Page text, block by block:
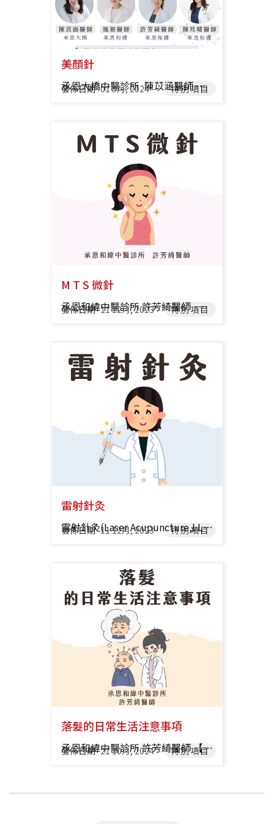
特別項目
美顏針
承恩大橋中醫診所 陳苡涵醫師 美顏針 美顏針結合中醫及解剖理論，使用極細針操作於頭、頸、顏面部以治療相關疾病和帶來自體拉提、提亮膚色、順暢輪廓、平衡面部肌肉等自然的美容效果。 除了美容之外，美顏針可用來治療顏面神經麻痺、眼瞼下垂、乾眼症等，也可調整面部手術疤痕的張力，同時兼顧降低不適感與增加美觀。 特點： 極細針 • 無注射物 • 自體拉提• 提亮膚色 • 順暢輪廓 • 平衡面部肌肉 關於美顏針Q&A 1. 顏面針灸是什麼？ 顏面針灸，或稱美顏針，為結合中醫及解剖理論，使用不同於一般針灸的細針操作於頭、頸、顏面部以治療相關疾病和帶來自然的美容效果。 2. 針灸針如何達到美容效果？ 以針尖調整顏面肌肉張力，使緊繃的肌肉筋膜層得到鬆解並恢復較佳的彈性，並且促進局部血循和組織更新。 3. 顏面針灸只能用於美容嗎？ 不是的。除了自然的美顏療效以外，對於頭痛、牙痛、睡眠障礙、顏面神經麻痺或受損等問題也可以適用。 4. 針灸前需要注意的事情？ 睡眠充足、勿過飽或過飢、臉上盡量不要帶妝或塗抹太厚重油膩的保養品。 若有服用抗凝血藥物或保健食品、正值經期或懷孕期間請先告知您的醫師。 5. 針灸後需要注意的事情？ 勿咀嚼過硬的食物、減少飲酒和吸菸、若臉上有小面積瘀青請勿揉按。 6. 通常需要幾次療程才能有較好的效果？ 視個人情況而定。 年齡及面部結構狀況會大大影響療程長度，因為美顏針非醫美、無注射物，無法在治療1次之後就達到永久效果。 美顏針的效果是疊加的，通常在治療4-6次後會達到較明顯的效果。 7. 顏面針灸會不會有副作用？ 除了小面積瘀青或血腫外幾乎沒有，也不需要恢復期。 顏面針灸能做的是，讓你變回年輕的自己，無法讓你變成別人 推薦醫師 承恩大橋 陳苡涵 醫師 承恩和緯 許芳綺 醫師 承恩和緯 陳玟晴 醫師
發佈日期 01 5月, 2024
特別項目
M T S 微針
承恩和緯中醫診所 許芳綺醫師 【 MTS微針是什麼? 】 MTS是運用高速馬達上下垂直進出，將0.16~0.2mm的細針接觸皮膚 形成微創傷口，加強精華液等保養品的導入，藉此改善皮膚外觀。 【 使用前注意事項 】 前二週，請停止使用含A酸、果酸類等刺激性成份的保養品或藥品， 且不可進行煥膚、去角質等療程。 前一個月，不可進行雷射療程，例如皮秒雷射。 有口服A酸者，需停藥6個月。 請告知個人特殊狀況，以利醫師判斷是否適合進行，例如：懷孕、光敏感、蟹足腫體質、暈針體質、感染性傷口、皮膚乾癢不適、凝血疾病、嚴重高血壓、嚴重異位性皮膚炎、發燒、感冒…等。 需卸妝、洗臉後才可進行。 【 使用後保養 】 術後應加強保濕與防曬，建議使用溫和不刺激的保養品，24小時內勿上妝。 術後2週內請勿使用美白、A酸或果酸類、酒精、去角質等刺激性產品及過度曝曬陽光、或至高溫場所如泡溫泉、烤箱…等。 術後若面部發紅、脫屑為正常現象，大部分的人在24小時內會漸漸退去，若仍感不適請回診檢視。 若有脫屑、輕微結痂情形，切勿搔抓或剝除，避免發炎或色素沉澱。 少部分的人在一週內可能產生痘痘或粉刺，屬於正常現象。 推薦醫師 承恩和緯 許芳綺 醫師 承恩大橋 陳苡涵 醫師 承恩和緯 陳玟晴 醫師
發佈日期 11 12月, 2023
特別項目
雷射針灸
雷射針灸(Laser Acupuncture,LLLT)是以低能量雷射照射穴位，調節身體機能，來達到治療的效果 【 雷射針灸的優點 】 雷射針灸安全且適用範圍廣 治療時間短且無侵入性 很適合怕針灸以及不敢吃中藥的小朋友與成年人 【 雷射針灸的適應症 】 兒科疾患：過敏性鼻炎、氣喘、妥瑞氏症、性早熟、過動症、發展遲緩 促進傷口癒合 幫助神經修復，緩解慢性疼痛 化療後手腳麻木 運動傷害 推薦閱讀： ✦ 鼻過敏 ✦ 雷射針灸｜幫助傷口癒合，加速神經修復! 推薦醫師 承恩大橋 張祐甄 醫師 承恩和緯 許芳綺 醫師 承恩和緯 莊佩蓁 醫師 承恩和緯 張永慶 醫師
發佈日期 11 12月, 2023
特別項目
落髮的日常生活注意事項
承恩和緯中醫診所 許芳綺醫師 【 怎麼樣算是異常落髮 】 人們每天都會掉髮，若平均一天掉超過100根頭髮則屬不正常落髮。 【 造成落髮的原因 】 造成落髮的原因有很多，例如：遺傳(雄性禿)、缺鐵性貧血、缺乏營養、內分泌失調、生產後、壓力、自體免疫疾病、脂漏性皮膚炎、頭癬、不適當的美髮與護髮、化療、COVID-19確診、打疫苗…等，患者可以至皮膚科就診，找出自己落髮的原因，才能對症下藥。 【 中醫能如何幫助落髮的病人呢？ 】 健康的頭髮來自於血液的濡養 氣血充足且順暢 才能將營養向上帶至頭皮 中 藥 醫師會根據不同體質給予適合的中藥，以下是幾種常見的證型： 肝腎虧損型：更年期女性大多屬於此類，常伴隨有頭暈、心悸、失眠、盜汗等症狀，治法宜滋補肝腎、養血祛風 氣血兩虛型：產後、久病或營養障礙落髮多，屬於此種證型，患者可能會很疲憊、全身無力、臉色蒼白，治法宜補益氣血 濕熱上蒸型：雄性禿或脂漏性皮膚炎造成的落髮多為此種證型，患者頭皮較油、搔癢，可能伴隨有易怒、口苦、脈弦滑，治法宜清熱除濕 頭皮針灸 可以改善頭部的血液循環，進行頭皮養髮，並且可以放鬆頭皮，有改善睡眠、頭痛等療效 【 日常保養 】 睡眠充足、注意紓壓及保持運動習慣 均衡飲食且營養充足，少吃油炸類與高脂肪食物 在洗頭前先用梳齒較圓滑的梳子將頭髮梳順 並輕柔地將打結的部分解開 定期修剪頭髮 勿過度燙髮、染髮 戒菸 推薦醫師 承恩和緯 許芳綺 醫師 承恩大橋 李侑修 醫師 承恩大橋 陳苡涵 醫師 承恩大橋 林芳華 醫師
發佈日期 21 10月, 2024